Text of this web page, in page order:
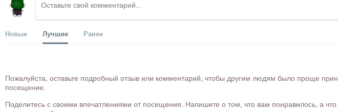
Новые Лучшие Ранее
Пожалуйста, оставьте подробный отзыв или комментарий, чтобы другим людям было проще
посещение.
Поделитесь с своими впечатлениями от посещения. Напишите о том, что вам понравилось, а